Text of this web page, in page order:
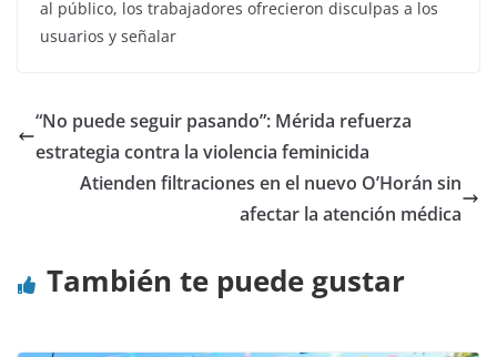
al público, los trabajadores ofrecieron disculpas a los
usuarios y señalar
“No puede seguir pasando”: Mérida refuerza
estrategia contra la violencia feminicida
Atienden filtraciones en el nuevo O’Horán sin
afectar la atención médica
También te puede gustar